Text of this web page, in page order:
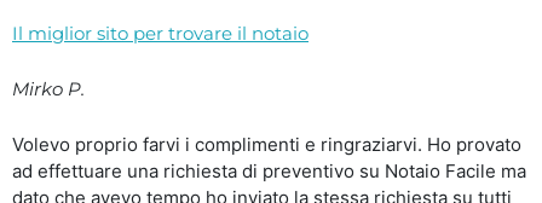
Il miglior sito per trovare il notaio
Mirko P.
Volevo proprio farvi i complimenti e ringraziarvi. Ho provato
ad effettuare una richiesta di preventivo su Notaio Facile ma
dato che avevo tempo ho inviato la stessa richiesta su tutti